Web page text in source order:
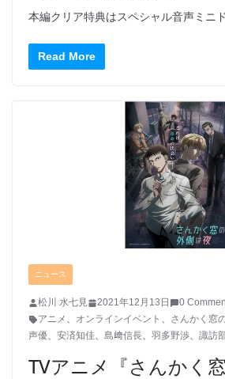
本編クリア特典はスペシャル音声ミニ
Read More
ニュース
松川 水七見 2021年12月13日
0
アニメ 、 オンラインイベント 、 さんかく窓
声優、 安済知佳、 島﨑信長、 羽多野渉、 諏訪
TVアニメ『さんかく